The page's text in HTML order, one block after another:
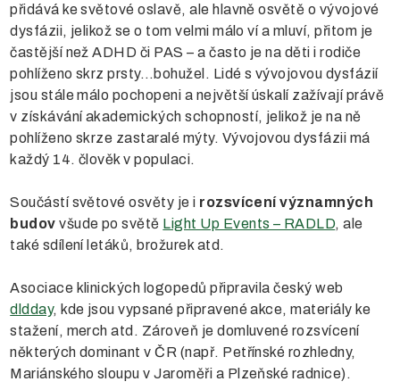
přidává ke světové oslavě, ale hlavně osvětě o vývojové
dysfázii, jelikož se o tom velmi málo ví a mluví, přitom je
častější než ADHD či PAS – a často je na děti i rodiče
pohlíženo skrz prsty…bohužel. Lidé s vývojovou dysfázií
jsou stále málo pochopeni a největší úskalí zažívají právě
v získávání akademických schopností, jelikož je na ně
pohlíženo skrze zastaralé mýty. Vývojovou dysfázii má
každý 14. člověk v populaci.
Součástí světové osvěty je i rozsvícení významných
budovvšude po světě Light Up Events – RADLD, ale
také sdílení letáků, brožurek atd.
Asociace klinických logopedů připravila český web
dldday, kde jsou vypsané připravené akce, materiály ke
stažení, merch atd. Zároveň je domluvené rozsvícení
některých dominant v ČR (např. Petřínské rozhledny,
Mariánského sloupu v Jaroměři a Plzeňské radnice).